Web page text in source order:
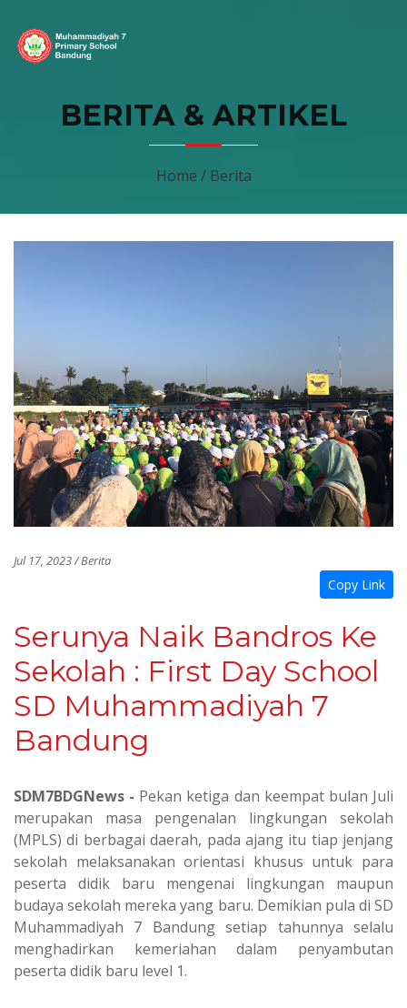
BERITA & ARTIKEL
Home / Berita
Jul 17, 2023 / Berita
Copy Link
Serunya Naik Bandros Ke
Sekolah : First Day School
SD Muhammadiyah 7
Bandung
SDM7BDGNews - Pekan ketiga dan keempat bulan Juli
merupakan masa pengenalan lingkungan sekolah
(MPLS) di berbagai daerah, pada ajang itu tiap jenjang
sekolah melaksanakan orientasi khusus untuk para
peserta didik baru mengenai lingkungan maupun
budaya sekolah mereka yang baru. Demikian pula di SD
Muhammadiyah 7 Bandung setiap tahunnya selalu
menghadirkan kemeriahan dalam penyambutan
peserta didik baru level 1.